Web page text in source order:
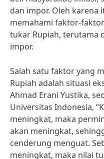
dan impor. Oleh
memahami faktor-
tukar Rupiah, terutama
impor.
Salah satu faktor yang
Rupiah adalah situasi
Ahmad Erani Yustika,
Universitas Indonesia,
meningkat, maka
akan meningkat,
cenderung menguat.
meningkat, maka nilai